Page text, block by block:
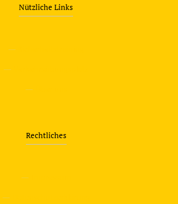
Nützliche Links
—
—
—
Rechtliches
—
—